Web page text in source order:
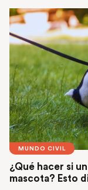
MUNDO CIVIL
¿Qué hacer si
mascota? Esto